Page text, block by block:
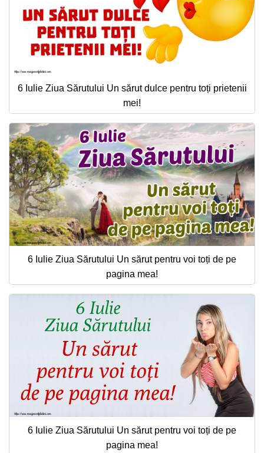
6 Iulie Ziua Sărutului Un sărut dulce pentru toți prietenii
mei!
6 Iulie Ziua Sărutului Un sărut pentru voi toți de pe
pagina mea!
6 Iulie Ziua Sărutului Un sărut pentru voi toți de pe
pagina mea!